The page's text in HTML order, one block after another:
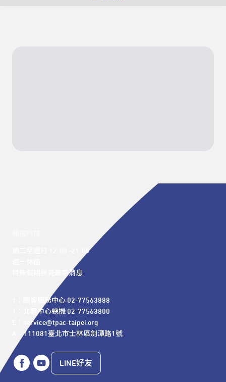
週二至週日 12:00 -21:00
特殊假期詳見最新消息
T：顧客服務中心 02-77563888
T：北藝中心總機 02-77563800
E：service@tpac-taipei.org
A：111081臺北市士林區劍潭路1號
LINE好友